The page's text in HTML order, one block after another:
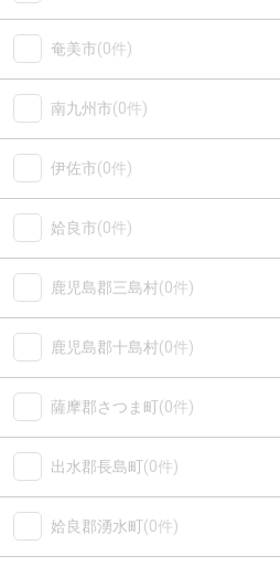
奄美市(0件)
南九州市(0件)
伊佐市(0件)
姶良市(0件)
鹿児島郡三島村(0件)
鹿児島郡十島村(0件)
薩摩郡さつま町(0件)
出水郡長島町(0件)
姶良郡湧水町(0件)